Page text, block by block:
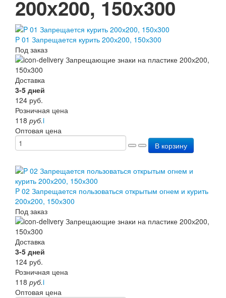
Публичная оферта
Вопрос-Ответ
Контакты
Пожарное оборудование
Перезарядка
Перезарядка ОП
Перезарядка ОУ
Перезарядка ОВП
Доставка
Оплата
Гарантии
Публичная оферта
Сертификаты
Вопрос-Ответ
Контакты
200х200, 150х300
P 01 Запрещается курить 200х200, 150х300
Под заказ
Доставка
3-5 дней
124 руб.
Розничная цена
118 руб.i
Оптовая цена
В корзину
P 02 Запрещается пользоваться открытым огнем и курить
200х200, 150х300
Под заказ
Доставка
3-5 дней
124 руб.
Розничная цена
118 руб.i
Оптовая цена